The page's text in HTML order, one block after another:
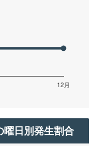
曜日別発生割合